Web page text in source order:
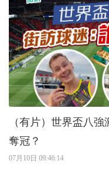
（有片）世界盃八
奪冠？
07月10日 09:46:14